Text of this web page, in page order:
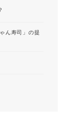
ん寿司」の提